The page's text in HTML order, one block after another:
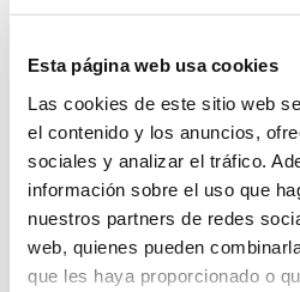
Esta página web usa cookies
Las cookies de este sitio web
el contenido y los anuncios,
sociales y analizar el tráfico.
información sobre el uso que
nuestros partners de redes
web, quienes pueden
que les haya proporcionado o